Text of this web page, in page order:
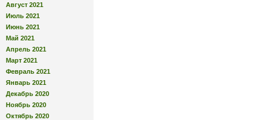
Август 2021
Июль 2021
Июнь 2021
Май 2021
Апрель 2021
Март 2021
Февраль 2021
Январь 2021
Декабрь 2020
Ноябрь 2020
Октябрь 2020